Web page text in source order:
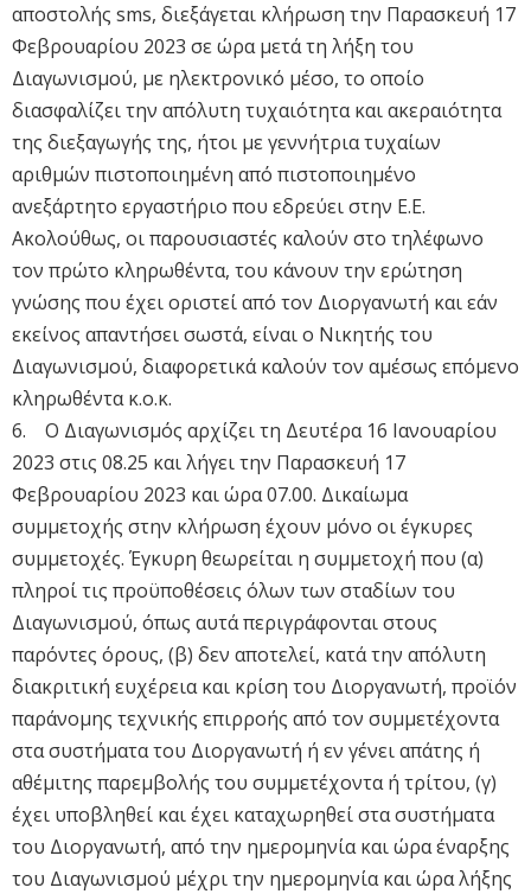
αποστολής sms, διεξάγεται κλήρωση την Παρασκευή 17
Φεβρουαρίου 2023 σε ώρα μετά τη λήξη του
Διαγωνισμού, με ηλεκτρονικό μέσο, το οποίο
διασφαλίζει την απόλυτη τυχαιότητα και ακεραιότητα
της διεξαγωγής της, ήτοι με γεννήτρια τυχαίων
αριθμών πιστοποιημένη από πιστοποιημένο
ανεξάρτητο εργαστήριο που εδρεύει στην Ε.Ε.
Ακολούθως, οι παρουσιαστές καλούν στο τηλέφωνο
τον πρώτο κληρωθέντα, του κάνουν την ερώτηση
γνώσης που έχει οριστεί από τον Διοργανωτή και εάν
εκείνος απαντήσει σωστά, είναι ο Νικητής του
Διαγωνισμού, διαφορετικά καλούν τον αμέσως επόμενο
κληρωθέντα κ.ο.κ.
6. Ο Διαγωνισμός αρχίζει τη Δευτέρα 16 Ιανουαρίου
2023 στις 08.25 και λήγει την Παρασκευή 17
Φεβρουαρίου 2023 και ώρα 07.00. Δικαίωμα
συμμετοχής στην κλήρωση έχουν μόνο οι έγκυρες
συμμετοχές. Έγκυρη θεωρείται η συμμετοχή που (α)
πληροί τις προϋποθέσεις όλων των σταδίων του
Διαγωνισμού, όπως αυτά περιγράφονται στους
παρόντες όρους, (β) δεν αποτελεί, κατά την απόλυτη
διακριτική ευχέρεια και κρίση του Διοργανωτή, προϊόν
παράνομης τεχνικής επιρροής από τον συμμετέχοντα
στα συστήματα του Διοργανωτή ή εν γένει απάτης ή
αθέμιτης παρεμβολής του συμμετέχοντα ή τρίτου, (γ)
έχει υποβληθεί και έχει καταχωρηθεί στα συστήματα
του Διοργανωτή, από την ημερομηνία και ώρα έναρξης
του Διαγωνισμού μέχρι την ημερομηνία και ώρα λήξης